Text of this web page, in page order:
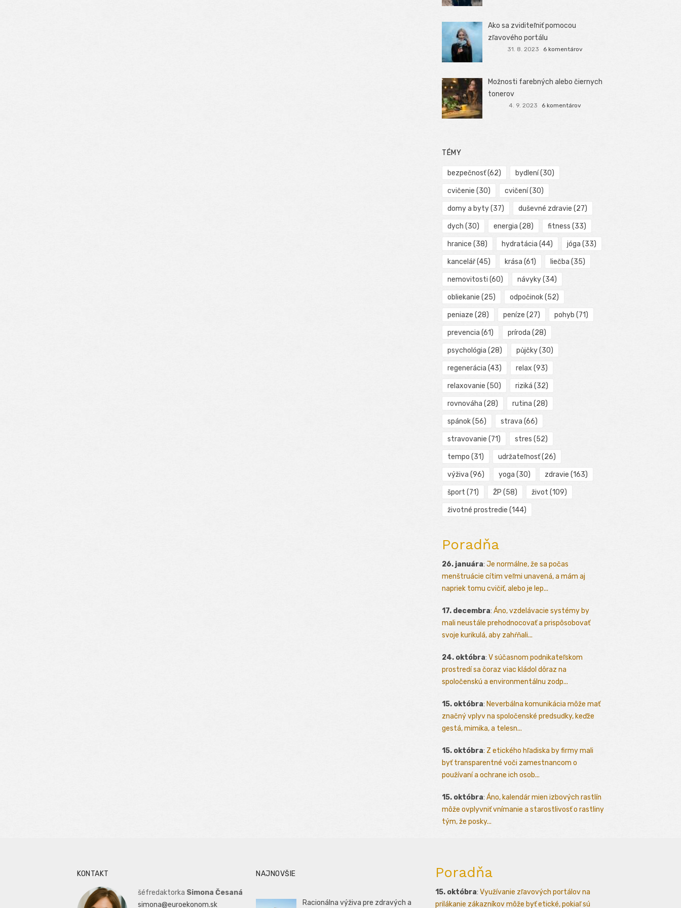
Ako sa zviditeľniť pomocou
zľavového portálu
31. 8. 2023 6 komentárov
Možnosti farebných alebo čiernych
tonerov
4. 9. 2023 6 komentárov
TÉMY
bezpečnosť(62) bydlení(30)
cvičenie (30) cvičení(30)
domy a byty(37) duševné zdravie (27)
dych (30) energia (28) fitness (33)
hranice (38) hydratácia (44) jóga (33)
kancelář(45) krása (61) liečba (35)
nemovitosti (60) návyky(34)
obliekanie (25) odpočinok(52)
peniaze (28) peníze (27) pohyb (71)
prevencia (61) príroda (28)
psychológia (28) půjčky(30)
regenerácia (43) relax (93)
relaxovanie (50) riziká (32)
rovnováha (28) rutina (28)
spánok(56) strava (66)
stravovanie (71) stres (52)
tempo (31) udržateľnosť(26)
výživa (96) yoga (30) zdravie (163)
šport (71) ŽP (58) život (109)
životné prostredie (144)
Poradňa
26. januára: Je normálne, že sa počas
menštruácie cítim veľmi unavená, a mám aj
napriek tomu cvičiť, alebo je lep...
17. decembra: Áno, vzdelávacie systémy by
mali neustále prehodnocovať a prispôsobovať
svoje kurikulá, aby zahŕňali...
24. októbra: V súčasnom podnikateľskom
prostredí sa čoraz viac kládol dôraz na
spoločenskú a environmentálnu zodp...
15. októbra: Neverbálna komunikácia môže mať
značný vplyv na spoločenské predsudky, keďže
gestá, mimika, a telesn...
15. októbra: Z etického hľadiska by firmy mali
byť transparentné voči zamestnancom o
používaní a ochrane ich osob...
15. októbra: Áno, kalendár mien izbových rastlín
môže ovplyvniť vnímanie a starostlivosť o rastliny
tým, že posky...
KONTAKT
šéfredaktorka Simona Česaná
simona@euroekonom.sk
NAJNOVŠIE
Racionálna výživa pre zdravých a
Poradňa
15. októbra: Využívanie zľavových portálov na
prilákanie zákazníkov môže byť etické, pokiaľ sú